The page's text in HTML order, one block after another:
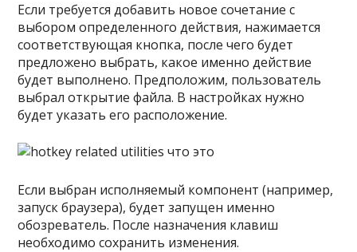
Если требуется добавить новое сочетание с
выбором определенного действия, нажимается
соответствующая кнопка, после чего будет
предложено выбрать, какое именно действие
будет выполнено. Предположим, пользователь
выбрал открытие файла. В настройках нужно
будет указать его расположение.
Если выбран исполняемый компонент (например,
запуск браузера), будет запущен именно
обозреватель. После назначения клавиш
необходимо сохранить изменения.